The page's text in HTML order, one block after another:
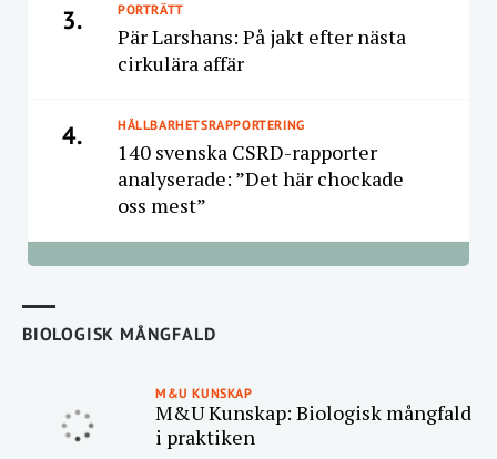
3. PORTRÄTT
Pär Larshans: På jakt efter nästa
cirkulära affär
4. HÅLLBARHETSRAPPORTERING
140 svenska CSRD-rapporter
analyserade: ”Det här chockade
oss mest”
BIOLOGISK MÅNGFALD
M&U KUNSKAP
M&U Kunskap: Biologisk mångfald
i praktiken